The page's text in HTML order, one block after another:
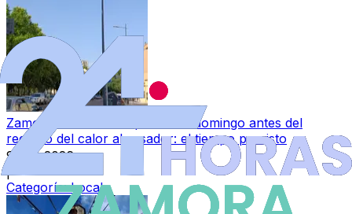
Zamora se da un 'respiro' este domingo antes del
regreso del calor abrasador: el tiempo previsto
9 ago 2026
|
Categoría:Local